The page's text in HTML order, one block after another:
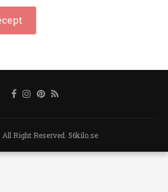
All Right Reserved. 56kilo.se